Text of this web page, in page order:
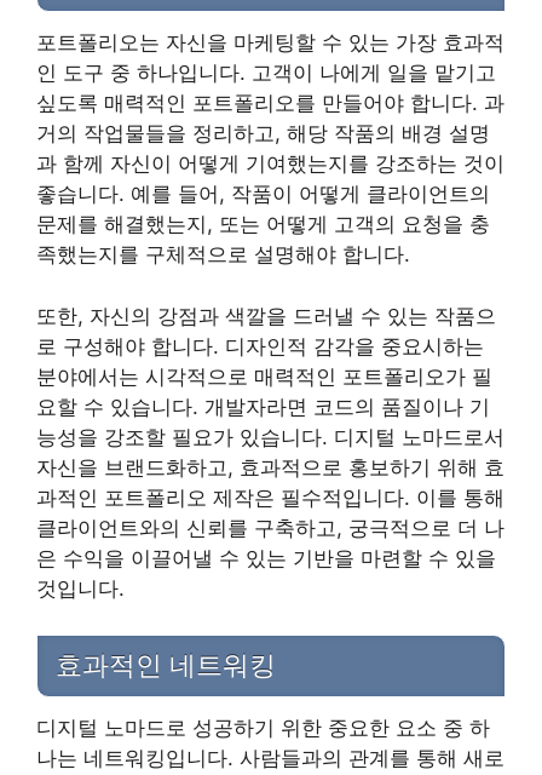
포트폴리오는 자신을 마케팅할 수 있는 가장 효과적
인 도구 중 하나입니다. 고객이 나에게 일을 맡기고
싶도록 매력적인 포트폴리오를 만들어야 합니다. 과
거의 작업물들을 정리하고, 해당 작품의 배경 설명
과 함께 자신이 어떻게 기여했는지를 강조하는 것이
좋습니다. 예를 들어, 작품이 어떻게 클라이언트의
문제를 해결했는지, 또는 어떻게 고객의 요청을 충
족했는지를 구체적으로 설명해야 합니다.
또한, 자신의 강점과 색깔을 드러낼 수 있는 작품으
로 구성해야 합니다. 디자인적 감각을 중요시하는
분야에서는 시각적으로 매력적인 포트폴리오가 필
요할 수 있습니다. 개발자라면 코드의 품질이나 기
능성을 강조할 필요가 있습니다. 디지털 노마드로서
자신을 브랜드화하고, 효과적으로 홍보하기 위해 효
과적인 포트폴리오 제작은 필수적입니다. 이를 통해
클라이언트와의 신뢰를 구축하고, 궁극적으로 더 나
은 수익을 이끌어낼 수 있는 기반을 마련할 수 있을
것입니다.
효과적인 네트워킹
디지털 노마드로 성공하기 위한 중요한 요소 중 하
나는 네트워킹입니다. 사람들과의 관계를 통해 새로